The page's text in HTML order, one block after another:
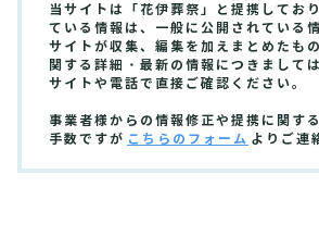
当サイトは「花伊葬祭」と提携してお
ている情報は、一般に公開されている
サイトが収集、編集を加えまとめたも
関する詳細・最新の情報につきまして
サイトや電話で直接ご確認ください。
事業者様からの情報修正や提携に関す
手数ですが こちらのフォーム よりご連